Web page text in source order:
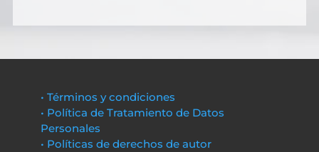
• Términos y condiciones
• Política de Tratamiento de Datos
Personales
• Políticas de derechos de autor